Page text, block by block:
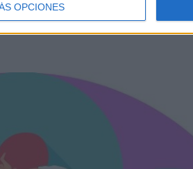
OPCIONESy se puede